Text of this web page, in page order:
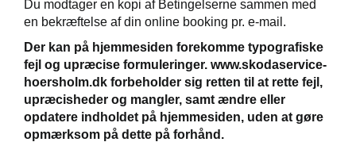
Du modtager en kopi af Betingelserne sammen med
en bekræftelse af din online booking pr. e-mail.
Der kan på hjemmesiden forekomme typografiske
fejl og upræcise formuleringer. www.skodaservice-
hoersholm.dk forbeholder sig retten til at rette fejl,
upræcisheder og mangler, samt ændre eller
opdatere indholdet på hjemmesiden, uden at gøre
opmærksom på dette på forhånd.